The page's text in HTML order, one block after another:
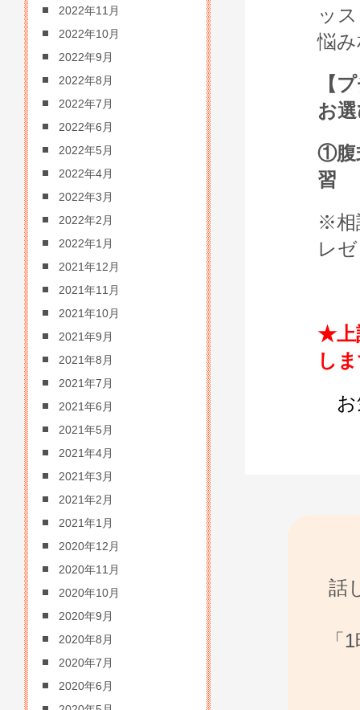
ッ
悩
【
お
①腹
習
※相
レ
★上
し
お
話
「
2022年11月
2022年10月
2022年9月
2022年8月
2022年7月
2022年6月
2022年5月
2022年4月
2022年3月
2022年2月
2022年1月
2021年12月
2021年11月
2021年10月
2021年9月
2021年8月
2021年7月
2021年6月
2021年5月
2021年4月
2021年3月
2021年2月
2021年1月
2020年12月
2020年11月
2020年10月
2020年9月
2020年8月
2020年7月
2020年6月